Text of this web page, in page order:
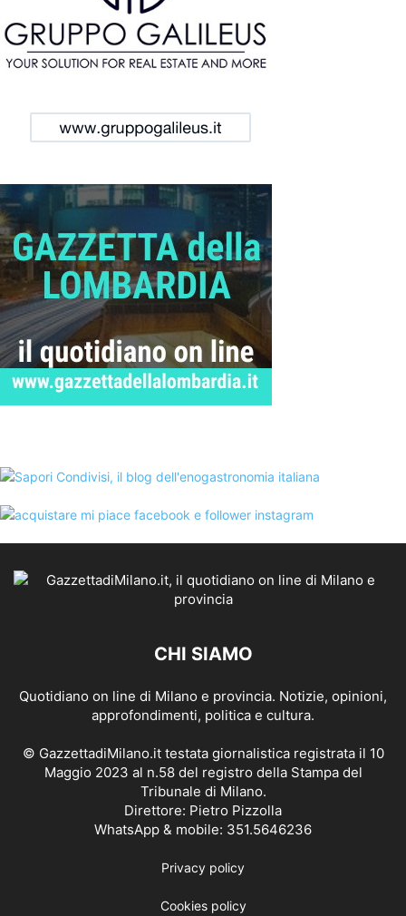
CHI SIAMO
Quotidiano on line di Milano e provincia. Notizie, opinioni,
approfondimenti, politica e cultura.
© GazzettadiMilano.it testata giornalistica registrata il 10
Maggio 2023 al n.58 del registro della Stampa del
Tribunale di Milano.
Direttore: Pietro Pizzolla
WhatsApp & mobile: 351.5646236
Privacy policy
Cookies policy